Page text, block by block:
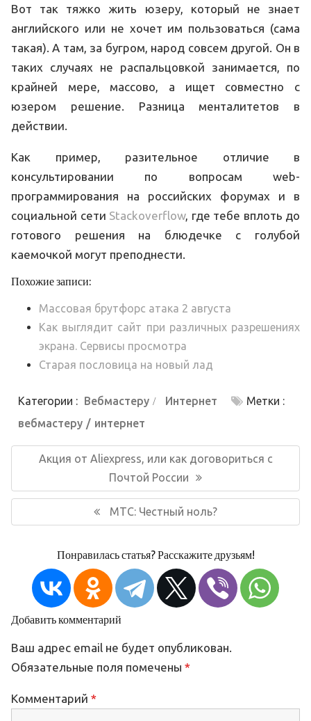
Вот так тяжко жить юзеру, который не знает
английского или не хочет им пользоваться (сама
такая). А там, за бугром, народ совсем другой. Он в
таких случаях не распальцовкой занимается, по
крайней мере, массово, а ищет совместно с
юзером решение. Разница менталитетов в
действии.
Как пример, разительное отличие в
консультировании по вопросам web-
программирования на российских форумах и в
социальной сети Stackoverflow, где тебе вплоть до
готового решения на блюдечке с голубой
каемочкой могут преподнести.
Похожие записи:
Массовая брутфорс атака 2 августа
Как выглядит сайт при различных разрешениях
экрана. Сервисы просмотра
Старая пословица на новый лад
Категории : Вебмастеру Интернет
Метки :
вебмастеру
интернет
Предыдущая
Акция от Aliexpress, или как договориться с
Почтой России
Следующая
запись:
МТС: Честный ноль?
Понравилась статья? Расскажите друзьям!
Добавить комментарий
Ваш адрес email не будет опубликован.
Обязательные поля помечены *
Комментарий *